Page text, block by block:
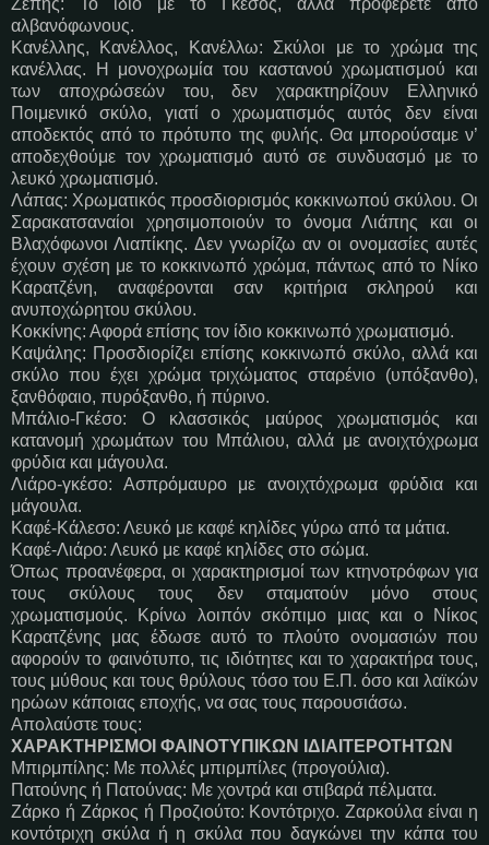
Ζέπης: Το ίδιο με το Γκέσος, αλλά προφέρετε από
αλβανόφωνους.
Κανέλλης, Κανέλλος, Κανέλλω: Σκύλοι με το χρώμα της
κανέλλας. Η μονοχρωμία του καστανού χρωματισμού και
των αποχρώσεών του, δεν χαρακτηρίζουν Ελληνικό
Ποιμενικό σκύλο, γιατί ο χρωματισμός αυτός δεν είναι
αποδεκτός από το πρότυπο της φυλής. Θα μπορούσαμε ν’
αποδεχθούμε τον χρωματισμό αυτό σε συνδυασμό με το
λευκό χρωματισμό.
Λάπας: Χρωματικός προσδιορισμός κοκκινωπού σκύλου. Οι
Σαρακατσαναίοι χρησιμοποιούν το όνομα Λιάπης και οι
Βλαχόφωνοι Λιαπίκης. Δεν γνωρίζω αν οι ονομασίες αυτές
έχουν σχέση με το κοκκινωπό χρώμα, πάντως από το Νίκο
Καρατζένη, αναφέρονται σαν κριτήρια σκληρού και
ανυποχώρητου σκύλου.
Κοκκίνης: Αφορά επίσης τον ίδιο κοκκινωπό χρωματισμό.
Καψάλης: Προσδιορίζει επίσης κοκκινωπό σκύλο, αλλά και
σκύλο που έχει χρώμα τριχώματος σταρένιο (υπόξανθο),
ξανθόφαιο, πυρόξανθο, ή πύρινο.
Μπάλιο-Γκέσο: Ο κλασσικός μαύρος χρωματισμός και
κατανομή χρωμάτων του Μπάλιου, αλλά με ανοιχτόχρωμα
φρύδια και μάγουλα.
Λιάρο-γκέσο: Ασπρόμαυρο με ανοιχτόχρωμα φρύδια και
μάγουλα.
Καφέ-Κάλεσο: Λευκό με καφέ κηλίδες γύρω από τα μάτια.
Καφέ-Λιάρο: Λευκό με καφέ κηλίδες στο σώμα.
Όπως προανέφερα, οι χαρακτηρισμοί των κτηνοτρόφων για
τους σκύλους τους δεν σταματούν μόνο στους
χρωματισμούς. Κρίνω λοιπόν σκόπιμο μιας και ο Νίκος
Καρατζένης μας έδωσε αυτό το πλούτο ονομασιών που
αφορούν το φαινότυπο, τις ιδιότητες και το χαρακτήρα τους,
τους μύθους και τους θρύλους τόσο του Ε.Π. όσο και λαϊκών
ηρώων κάποιας εποχής, να σας τους παρουσιάσω.
Απολαύστε τους:
ΧΑΡΑΚΤΗΡΙΣΜΟΙ ΦΑΙΝΟΤΥΠΙΚΩΝ ΙΔΙΑΙΤΕΡΟΤΗΤΩΝ
Μπιρμπίλης: Με πολλές μπιρμπίλες (προγούλια).
Πατούνης ή Πατούνας: Με χοντρά και στιβαρά πέλματα.
Ζάρκο ή Ζάρκος ή Προζιούτο: Κοντότριχο. Ζαρκούλα είναι η
κοντότριχη σκύλα ή η σκύλα που δαγκώνει την κάπα του